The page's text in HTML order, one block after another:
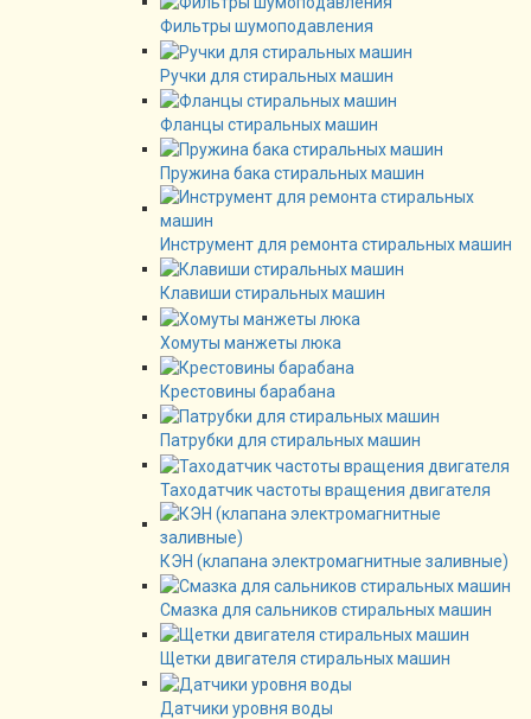
Фильтры шумоподавления
Ручки для стиральных машин
Фланцы стиральных машин
Пружина бака стиральных машин
Инструмент для ремонта стиральных машин
Клавиши стиральных машин
Хомуты манжеты люка
Крестовины барабана
Патрубки для стиральных машин
Таходатчик частоты вращения двигателя
КЭН (клапана электромагнитные заливные)
Смазка для сальников стиральных машин
Щетки двигателя стиральных машин
Датчики уровня воды